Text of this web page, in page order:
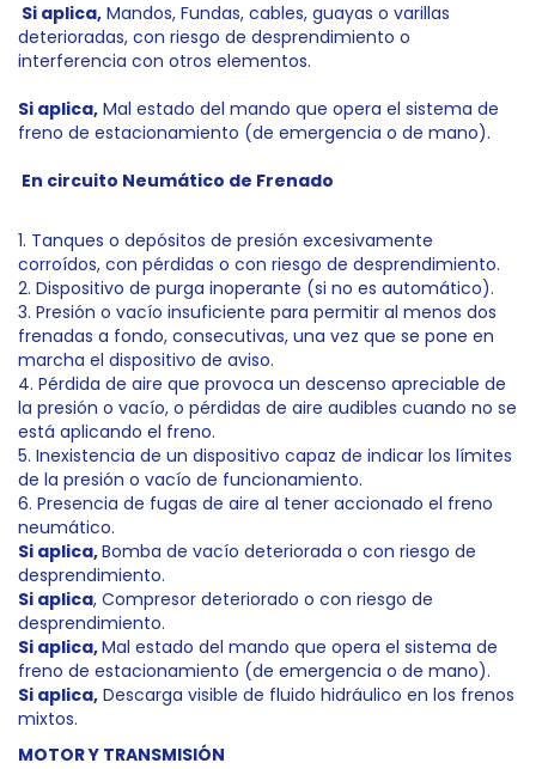
Si aplica, Mandos, Fundas, cables, guayas o varillas
deterioradas, con riesgo de desprendimiento o
interferencia con otros elementos.
Si aplica, Mal estado del mando que opera el sistema de
freno de estacionamiento (de emergencia o de mano).
En circuito Neumático de Frenado
1. Tanques o depósitos de presión excesivamente
corroídos, con pérdidas o con riesgo de desprendimiento.
2. Dispositivo de purga inoperante (si no es automático).
3. Presión o vacío insuficiente para permitir al menos dos
frenadas a fondo, consecutivas, una vez que se pone en
marcha el dispositivo de aviso.
4. Pérdida de aire que provoca un descenso apreciable de
la presión o vacío, o pérdidas de aire audibles cuando no se
está aplicando el freno.
5. Inexistencia de un dispositivo capaz de indicar los límites
de la presión o vacío de funcionamiento.
6. Presencia de fugas de aire al tener accionado el freno
neumático.
Si aplica,Bomba de vacío deteriorada o con riesgo de
desprendimiento.
Si aplica, Compresor deteriorado o con riesgo de
desprendimiento.
Si aplica,Mal estado del mando que opera el sistema de
freno de estacionamiento (de emergencia o de mano).
Si aplica, Descarga visible de fluido hidráulico en los frenos
mixtos.
MOTOR Y TRANSMISIÓN